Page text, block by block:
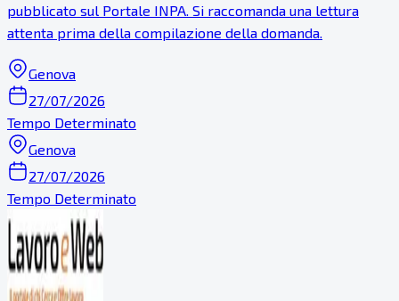
pubblicato sul Portale INPA. Si raccomanda una lettura
attenta prima della compilazione della domanda.
Genova
27/07/2026
Tempo Determinato
Genova
27/07/2026
Tempo Determinato